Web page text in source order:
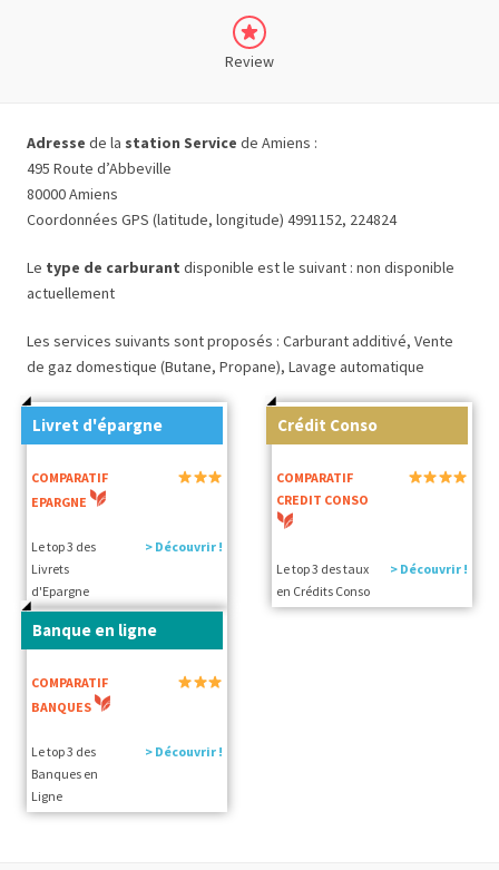
Review
Adresse de la station Service de Amiens :
495 Route d’Abbeville
80000 Amiens
Coordonnées GPS (latitude, longitude) 4991152, 224824
Le type de carburant disponible est le suivant : non disponible
actuellement
Les services suivants sont proposés : Carburant additivé, Vente
de gaz domestique (Butane, Propane), Lavage automatique
Livret d'épargne
COMPARATIF
EPARGNE
Le top 3 des
Livrets
d'Epargne
> Découvrir !
Crédit Conso
COMPARATIF
CREDIT CONSO
Le top 3 des taux
en Crédits Conso
> Découvrir !
Banque en ligne
COMPARATIF
BANQUES
Le top 3 des
Banques en
Ligne
> Découvrir !